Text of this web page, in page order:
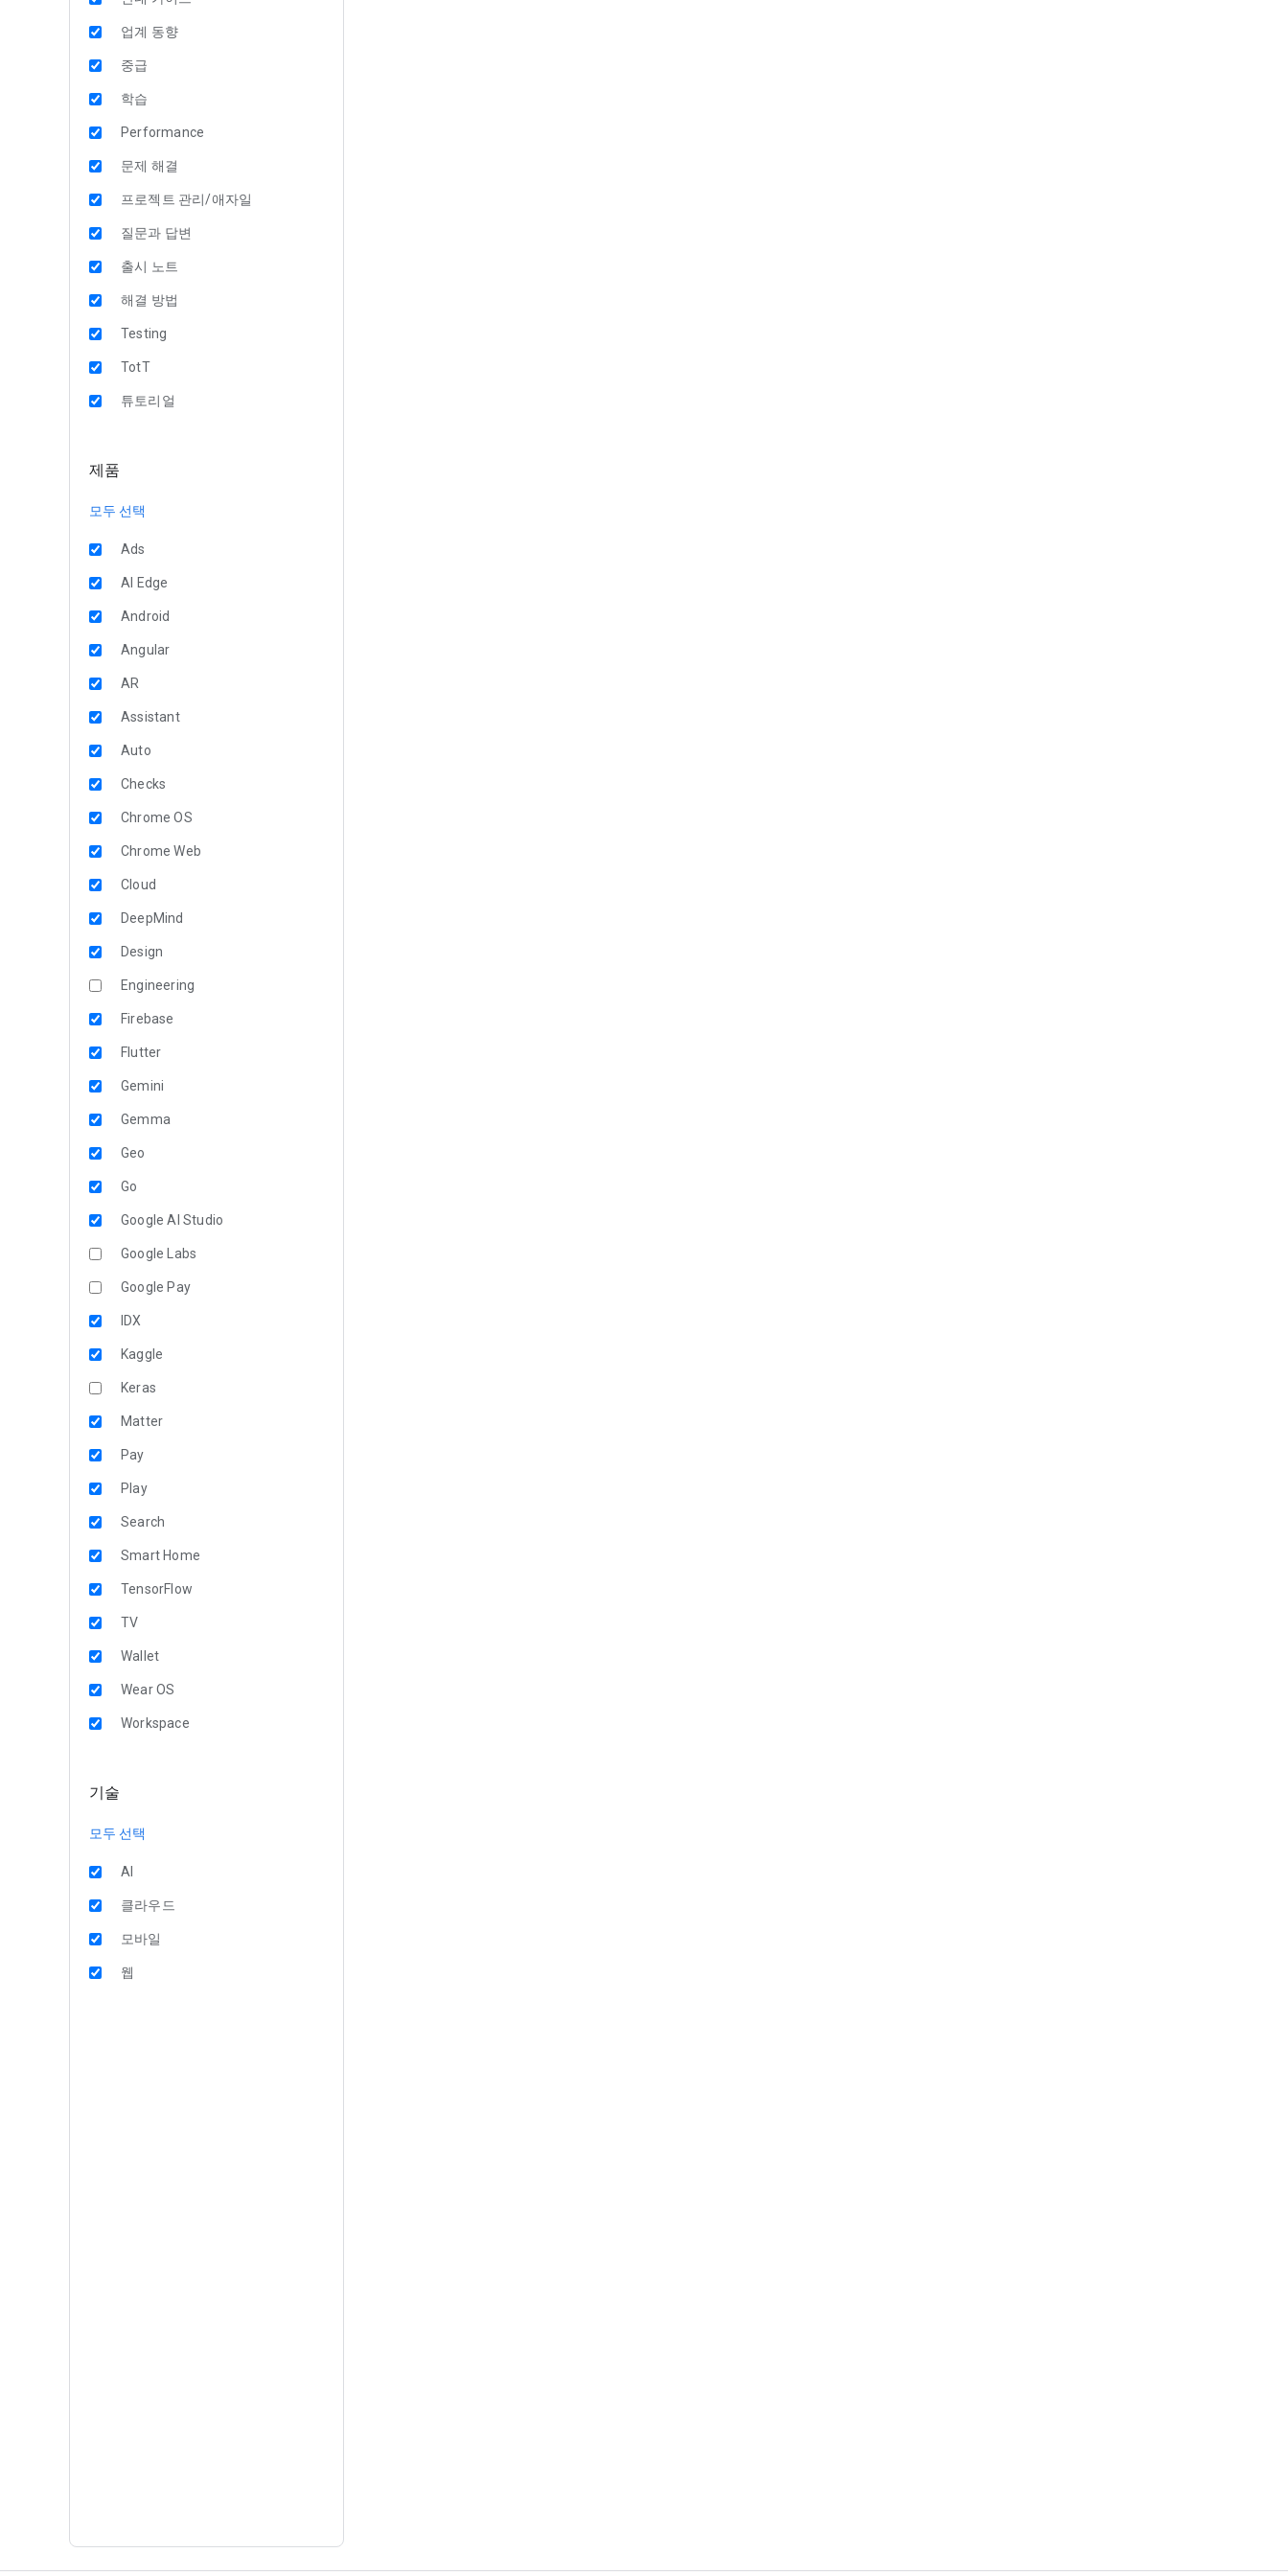
업계 동향
중급
학습
Performance
문제 해결
프로젝트 관리/애자일
질문과 답변
출시 노트
해결 방법
Testing
TotT
튜토리얼
제품
모두 선택
Ads
AI Edge
Android
Angular
AR
Assistant
Auto
Checks
Chrome OS
Chrome Web
Cloud
DeepMind
Design
Engineering
Firebase
Flutter
Gemini
Gemma
Geo
Go
Google AI Studio
Google Labs
Google Pay
IDX
Kaggle
Keras
Matter
Pay
Play
Search
Smart Home
TensorFlow
TV
Wallet
Wear OS
Workspace
기술
모두 선택
AI
클라우드
모바일
웹